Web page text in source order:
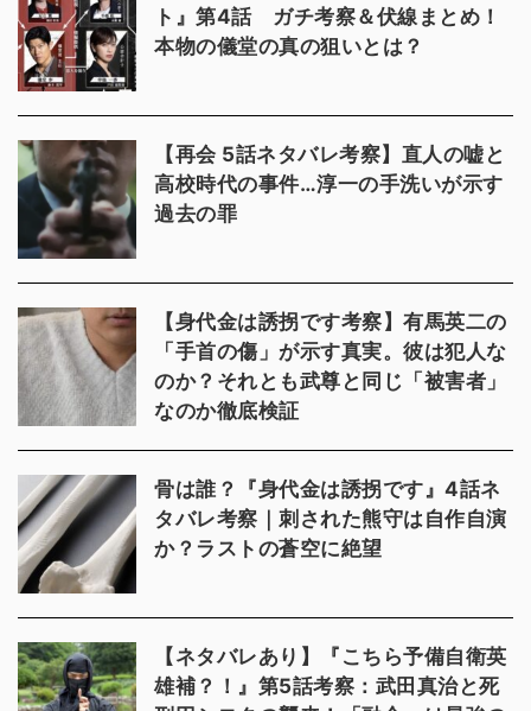
ト』第4話 ガチ考察＆伏線まとめ！
本物の儀堂の真の狙いとは？
【再会 5話ネタバレ考察】直人の嘘と
高校時代の事件…淳一の手洗いが示す
過去の罪
【身代金は誘拐です考察】有馬英二の
「手首の傷」が示す真実。彼は犯人な
のか？それとも武尊と同じ「被害者」
なのか徹底検証
骨は誰？『身代金は誘拐です』4話ネ
タバレ考察｜刺された熊守は自作自演
か？ラストの蒼空に絶望
【ネタバレあり】『こちら予備自衛英
雄補？！』第5話考察：武田真治と死